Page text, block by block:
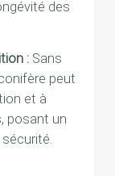
des
:Sans
peut
et à
posant un